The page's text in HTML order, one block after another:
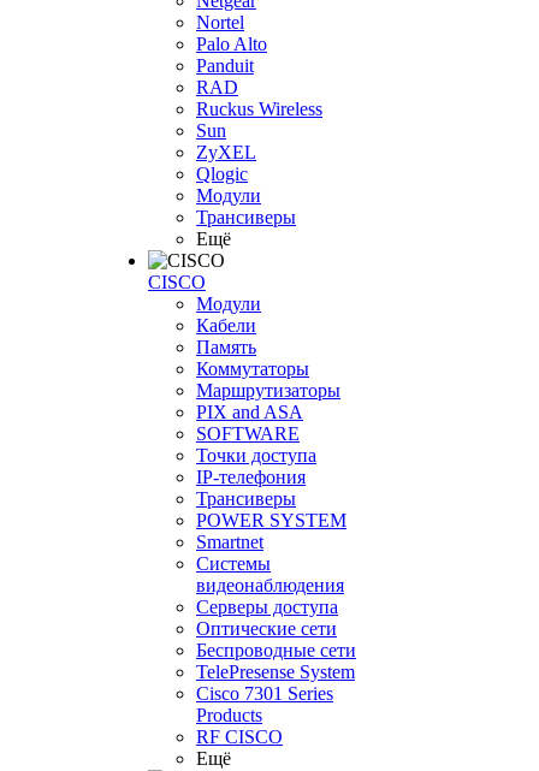
Nortel
Palo Alto
Panduit
RAD
Ruckus Wireless
Sun
ZyXEL
Qlogic
Модули
Трансиверы
Ещё
CISCO
Модули
Кабели
Память
Коммутаторы
Маршрутизаторы
PIX and ASA
SOFTWARE
Точки доступа
IP-телефония
Трансиверы
POWER SYSTEM
Smartnet
Системы
видеонаблюдения
Серверы доступа
Оптические сети
Беспроводные сети
TelePresense System
Cisco 7301 Series
Products
RF CISCO
Ещё